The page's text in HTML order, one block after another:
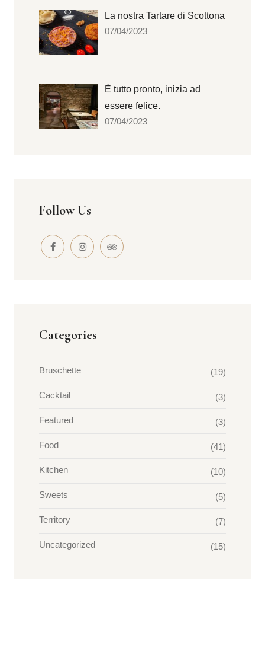
La nostra Tartare di Scottona
07/04/2023
È tutto pronto, inizia ad
essere felice.
07/04/2023
Follow Us
Categories
Bruschette (19)
Cacktail (3)
Featured (3)
Food (41)
Kitchen (10)
Sweets (5)
Territory (7)
Uncategorized (15)